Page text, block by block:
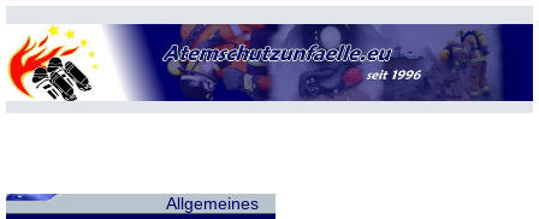
Allgemeines